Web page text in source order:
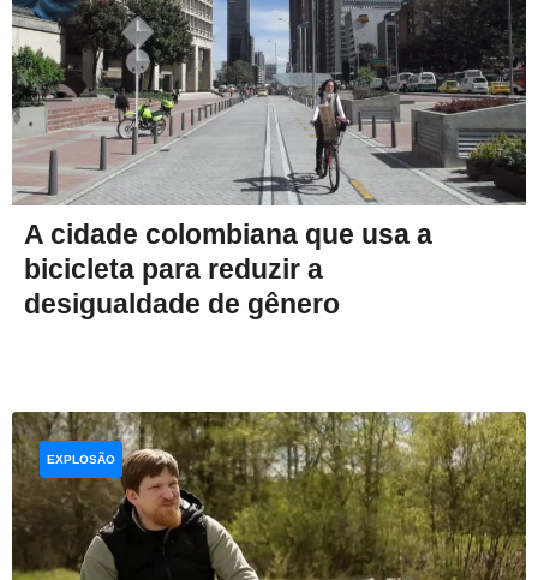
A cidade colombiana que usa a
bicicleta para reduzir a
desigualdade de gênero
EXPLOSÃO